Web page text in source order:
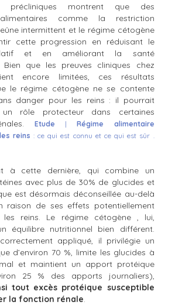
précliniques montrent que des
comme la restriction
intermittent et le régime cétogène
cette progression en réduisant le
et en améliorant la santé
Bien que les preuves cliniques chez
encore limitées, ces résultats
le régime cétogène ne se contente
danger pour les reins : il pourrait
rôle protecteur dans certaines
Etude |Régime alimentaire
reins : ce qui est connu et ce qui est sûr .
à cette dernière, qui combine un
avec plus de 30% de glucides et
est désormais déconseillée au-delà
raison de ses effets potentiellement
les reins. Le régime cétogène , lui,
équilibre nutritionnel bien différent.
appliqué, il privilégie un
d’environ 70 %, limite les glucides à
et maintient un apport protéique
25 % des apports journaliers),
tout excès protéique susceptible
la fonction rénale.